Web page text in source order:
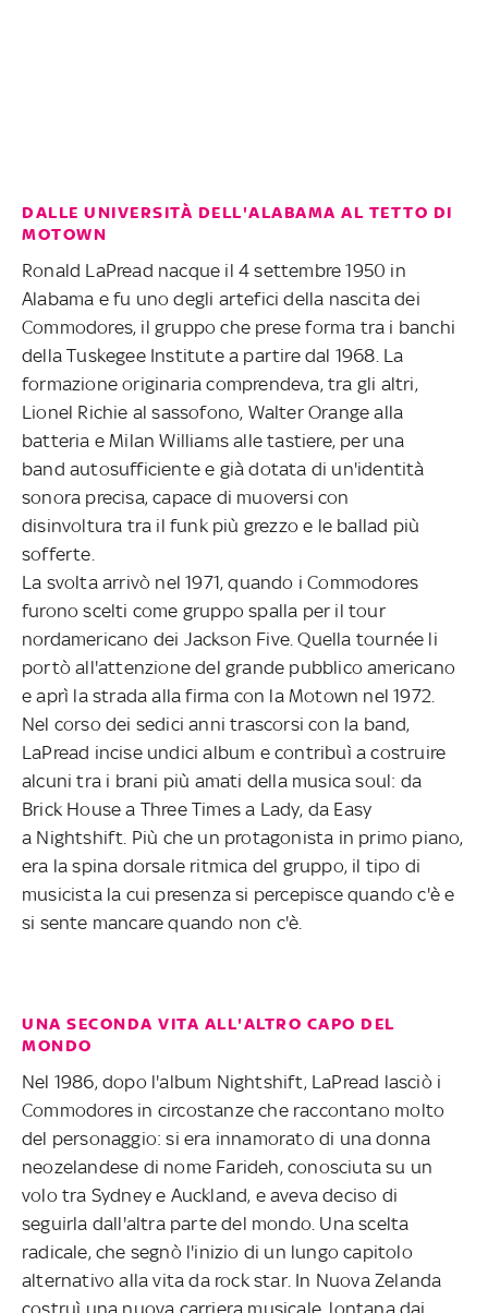
DALLE UNIVERSITÀ DELL'ALABAMA AL TETTO DI
MOTOWN
Ronald LaPread nacque il 4 settembre 1950 in
Alabama e fu uno degli artefici della nascita dei
Commodores, il gruppo che prese forma tra i banchi
della Tuskegee Institute a partire dal 1968. La
formazione originaria comprendeva, tra gli altri,
Lionel Richie al sassofono, Walter Orange alla
batteria e Milan Williams alle tastiere, per una
band autosufficiente e già dotata di un'identità
sonora precisa, capace di muoversi con
disinvoltura tra il funk più grezzo e le ballad più
sofferte.
La svolta arrivò nel 1971, quando i Commodores
furono scelti come gruppo spalla per il tour
nordamericano dei Jackson Five. Quella tournée li
portò all'attenzione del grande pubblico americano
e aprì la strada alla firma con la Motown nel 1972.
Nel corso dei sedici anni trascorsi con la band,
LaPread incise undici album e contribuì a costruire
alcuni tra i brani più amati della musica soul: da
Brick House a Three Times a Lady, da Easy
a Nightshift. Più che un protagonista in primo piano,
era la spina dorsale ritmica del gruppo, il tipo di
musicista la cui presenza si percepisce quando c'è e
si sente mancare quando non c'è.
UNA SECONDA VITA ALL'ALTRO CAPO DEL
MONDO
Nel 1986, dopo l'album Nightshift, LaPread lasciò i
Commodores in circostanze che raccontano molto
del personaggio: si era innamorato di una donna
neozelandese di nome Farideh, conosciuta su un
volo tra Sydney e Auckland, e aveva deciso di
seguirla dall'altra parte del mondo. Una scelta
radicale, che segnò l'inizio di un lungo capitolo
alternativo alla vita da rock star. In Nuova Zelanda
costruì una nuova carriera musicale, lontana dai